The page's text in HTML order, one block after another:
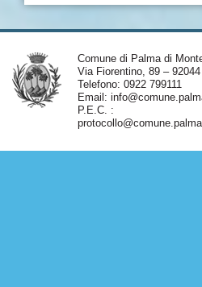
Comune di Palma di
Via Fiorentino, 89 – 92044
Telefono: 0922 799111
Email:
P.E.C. :